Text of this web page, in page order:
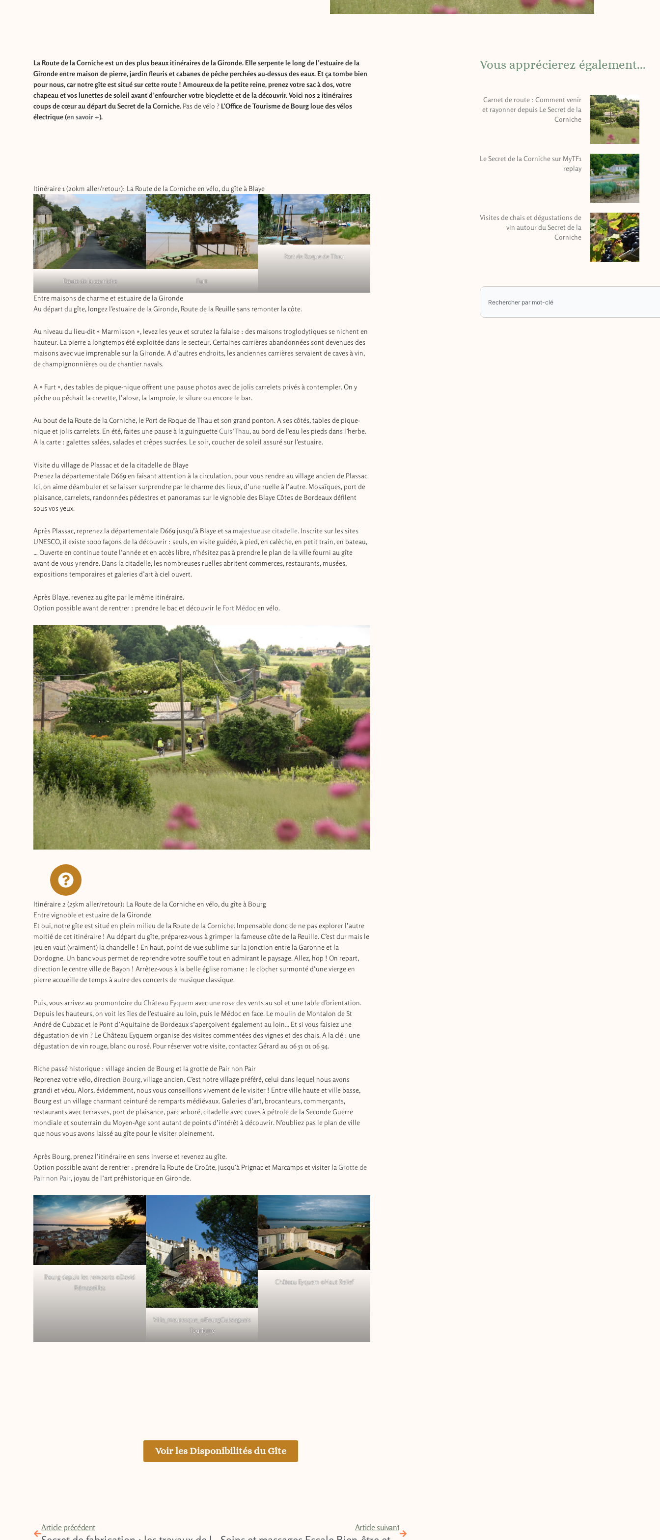
La Route de la Corniche est un des plus beaux itinéraires de la Gironde. Elle serpente le long de l’estuaire de la
Gironde entre maison de pierre, jardin fleuris et cabanes de pêche perchées au-dessus des eaux. Et ça tombe bien
pour nous, car notre gîte est situé sur cette route ! Amoureux de la petite reine, prenez votre sac à dos, votre
chapeau et vos lunettes de soleil avant d’enfourcher votre bicyclette et de la découvrir. Voici nos 2 itinéraires
coups de cœur au départ du Secret de la Corniche. Pas de vélo ?L’Office de Tourisme de Bourg loue des vélos
électrique (en savoir +).
Itinéraire 1 (20km aller/retour): La Route de la Corniche en vélo, du gîte à Blaye
Route de la corniche Furt
Port de Roque de Thau
Entre maisons de charme et estuaire de la Gironde
Au départ du gîte, longez l’estuaire de la Gironde, Route de la Reuille sans remonter la côte.
Au niveau du lieu-dit « Marmisson », levez les yeux et scrutez la falaise : des maisons troglodytiques se nichent en
hauteur. La pierre a longtemps été exploitée dans le secteur. Certaines carrières abandonnées sont devenues des
maisons avec vue imprenable sur la Gironde. A d’autres endroits, les anciennes carrières servaient de caves à vin,
de champignonnières ou de chantier navals.
A « Furt », des tables de pique-nique offrent une pause photos avec de jolis carrelets privés à contempler. On y
pêche ou pêchait la crevette, l’alose, la lamproie, le silure ou encore le bar.
Au bout de la Route de la Corniche, le Port de Roque de Thau et son grand ponton. A ses côtés, tables de pique-
nique et jolis carrelets. En été, faites une pause à la guinguette Cuis’Thau, au bord de l’eau les pieds dans l’herbe.
A la carte : galettes salées, salades et crêpes sucrées. Le soir, coucher de soleil assuré sur l’estuaire.
Visite du village de Plassac et de la citadelle de Blaye
Prenez la départementale D669 en faisant attention à la circulation, pour vous rendre au village ancien de Plassac.
Ici, on aime déambuler et se laisser surprendre par le charme des lieux, d’une ruelle à l’autre. Mosaïques, port de
plaisance, carrelets, randonnées pédestres et panoramas sur le vignoble des Blaye Côtes de Bordeaux défilent
sous vos yeux.
Après Plassac, reprenez la départementale D669 jusqu’à Blaye et sa majestueuse citadelle. Inscrite sur les sites
UNESCO, il existe 1000 façons de la découvrir : seuls, en visite guidée, à pied, en calèche, en petit train, en bateau,
… Ouverte en continue toute l’année et en accès libre, n’hésitez pas à prendre le plan de la ville fourni au gîte
avant de vous y rendre. Dans la citadelle, les nombreuses ruelles abritent commerces, restaurants, musées,
expositions temporaires et galeries d’art à ciel ouvert.
Après Blaye, revenez au gîte par le même itinéraire.
Option possible avant de rentrer : prendre le bac et découvrir le Fort Médocen vélo.
Itinéraire 2 (25km aller/retour): La Route de la Corniche en vélo, du gîte à Bourg
Entre vignoble et estuaire de la Gironde
Et oui, notre gîte est situé en plein milieu de la Route de la Corniche. Impensable donc de ne pas explorer l’autre
moitié de cet itinéraire ! Au départ du gîte, préparez-vous à grimper la fameuse côte de la Reuille. C’est dur mais le
jeu en vaut (vraiment) la chandelle ! En haut, point de vue sublime sur la jonction entre la Garonne et la
Dordogne. Un banc vous permet de reprendre votre souffle tout en admirant le paysage. Allez, hop ! On repart,
direction le centre ville de Bayon ! Arrêtez-vous à la belle église romane : le clocher surmonté d’une vierge en
pierre accueille de temps à autre des concerts de musique classique.
Puis, vous arrivez au promontoire du Château Eyquem avec une rose des vents au sol et une table d’orientation.
Depuis les hauteurs, on voit les îles de l’estuaire au loin, puis le Médoc en face. Le moulin de Montalon de St
André de Cubzac et le Pont d’Aquitaine de Bordeaux s’aperçoivent également au loin… Et si vous faisiez une
dégustation de vin ? Le Château Eyquem organise des visites commentées des vignes et des chais. A la clé : une
dégustation de vin rouge, blanc ou rosé. Pour réserver votre visite, contactez Gérard au 06 51 01 06 94.
Riche passé historique : village ancien de Bourg et la grotte de Pair non Pair
Reprenez votre vélo, direction Bourg, village ancien. C’est notre village préféré, celui dans lequel nous avons
grandi et vécu. Alors, évidemment, nous vous conseillons vivement de le visiter ! Entre ville haute et ville basse,
Bourg est un village charmant ceinturé de remparts médiévaux. Galeries d’art, brocanteurs, commerçants,
restaurants avec terrasses, port de plaisance, parc arboré, citadelle avec cuves à pétrole de la Seconde Guerre
mondiale et souterrain du Moyen-Age sont autant de points d’intérêt à découvrir. N’oubliez pas le plan de ville
que nous vous avons laissé au gîte pour le visiter pleinement.
Après Bourg, prenez l’itinéraire en sens inverse et revenez au gîte.
Option possible avant de rentrer : prendre la Route de Croûte, jusqu’à Prignac et Marcamps et visiter la Grotte de
Pair non Pair, joyau de l’art préhistorique en Gironde.
Bourg depuis les remparts ©David
Rémazeilles
Villa_mauresque_©BourgCubzaguais
Tourisme
Château Eyquem ©Haut Relief
Voir les Disponibilités du Gîte
Article précédent Article suivant
Vous apprécierez également...
Carnet de route : Comment venir
et rayonner depuis Le Secret de la
Corniche
Le Secret de la Corniche sur MyTF1
replay
Visites de chais et dégustations de
vin autour du Secret de la
Corniche
Rechercher